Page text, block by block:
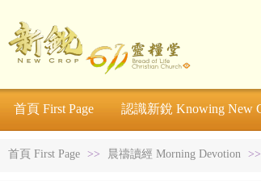
首頁 First Page 認識新銳 Knowing New
首頁 First Page >> 晨禱讀經 Morning Devotion >>